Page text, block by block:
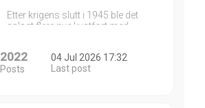
Etter krigens slutt i 1945 ble det
anlagt flere nye kystfort med…
2022
Posts
04 Jul 2026 17:32
Last post